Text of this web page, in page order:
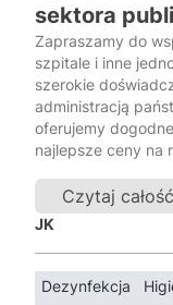
sektora
Zapraszamy do
szpitale i inne
szerokie
administracją
oferujemy
najlepsze ceny na
Czytaj całość
JK
Dezynfekcja